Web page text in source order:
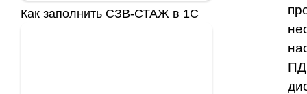
Как заполнить СЗВ-СТАЖ в 1С